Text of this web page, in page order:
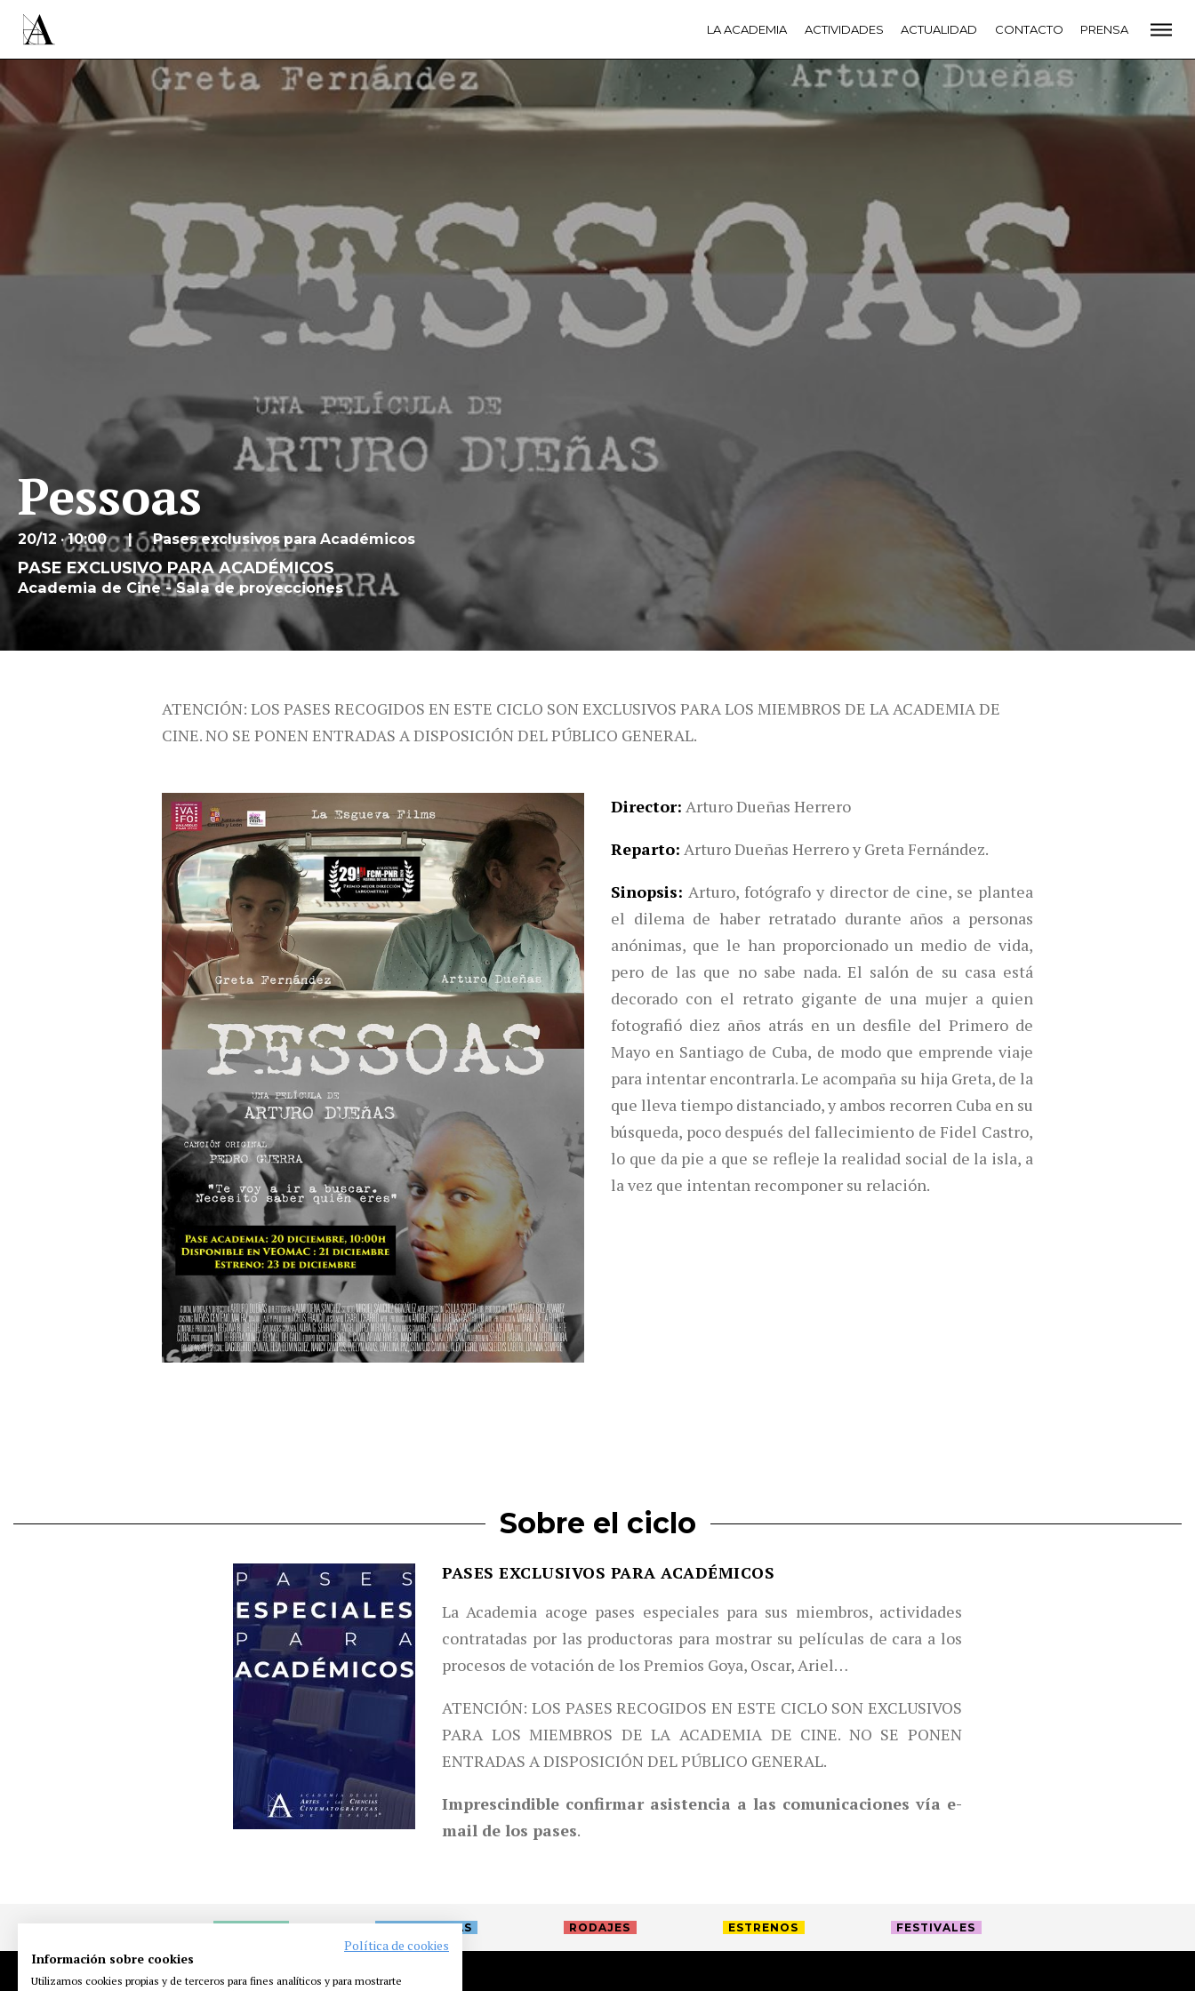
LA ACADEMIA ACTIVIDADES ACTUALIDAD CONTACTO PRENSA
Pessoas
20/12 · 10:00 Pases exclusivos para Académicos
PASE EXCLUSIVO PARA ACADÉMICOS
Academia de Cine - Sala de proyecciones
ATENCIÓN: LOS PASES RECOGIDOS EN ESTE CICLO SON EXCLUSIVOS PARA LOS MIEMBROS DE LA ACADEMIA DE
CINE. NO SE PONEN ENTRADAS A DISPOSICIÓN DEL PÚBLICO GENERAL.
Director Arturo Dueñas Herrero
Reparto Arturo Dueñas Herrero y Greta Fernández.
Sinopsis Arturo, fotógrafo y director de cine, se plantea
el dilema de haber retratado durante años a personas
anónimas, que le han proporcionado un medio de vida,
pero de las que no sabe nada. El salón de su casa está
decorado con el retrato gigante de una mujer a quien
fotografió diez años atrás en un desfile del Primero de
Mayo en Santiago de Cuba, de modo que emprende viaje
para intentar encontrarla. Le acompaña su hija Greta, de la
que lleva tiempo distanciado, y ambos recorren Cuba en su
búsqueda, poco después del fallecimiento de Fidel Castro,
lo que da pie a que se refleje la realidad social de la isla, a
la vez que intentan recomponer su relación.
Sobre el ciclo
PASES EXCLUSIVOS PARA ACADÉMICOS
La Academia acoge pases especiales para sus miembros, actividades
contratadas por las productoras para mostrar su películas de cara a los
procesos de votación de los Premios Goya, Oscar, Ariel…
ATENCIÓN: LOS PASES RECOGIDOS EN ESTE CICLO SON EXCLUSIVOS
PARA LOS MIEMBROS DE LA ACADEMIA DE CINE. NO SE PONEN
ENTRADAS A DISPOSICIÓN DEL PÚBLICO GENERAL.
Imprescindible confirmar asistencia a las comunicaciones vía e-
mail de los pases.
NOTICIAS ENTREVISTAS RODAJES ESTRENOS FESTIVALES
LA ACADEMIA PREMIOS GOYA FUNDACIÓN
CONTACTO
ÚNETE A LA ACADEMIA DE CINE
PRENSA NEWSLETTER
Política de cookies
Información sobre cookies
Utilizamos cookies propias y de terceros para fines analíticos y para mostrarte